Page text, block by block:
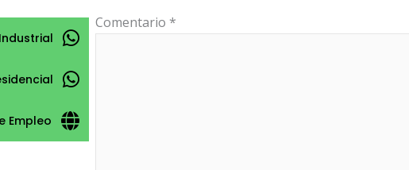
Comentario *
Empleo